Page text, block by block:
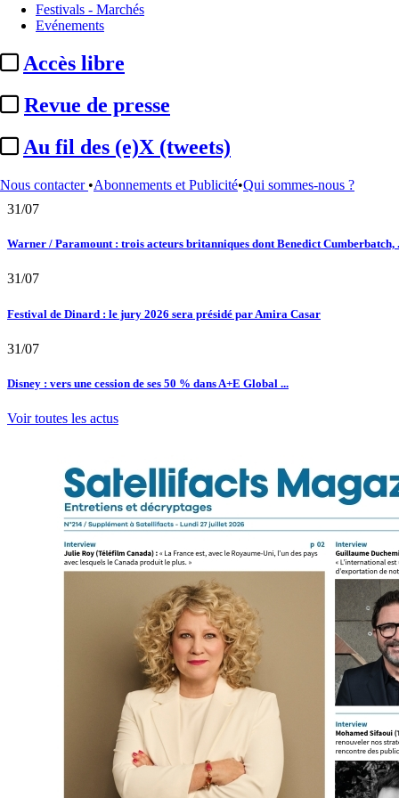
Festivals - Marchés
Evénements
Accès libre
Revue de presse
Au fil des (e)X (tweets)
Nous contacter •Abonnements et Publicité•Qui sommes-nous ?
Satellifacts : pause d'été
02/08
"L'Odyssée" : à Montpellier, le seul cinéma de France à ...
01/08
31/07
Warner / Paramount : trois acteurs britanniques dont Benedict Cumberbatch,
31/07
Festival de Dinard : le jury 2026 sera présidé par Amira Casar
31/07
Disney : vers une cession de ses 50 % dans A+E Global ...
Voir toutes les actus